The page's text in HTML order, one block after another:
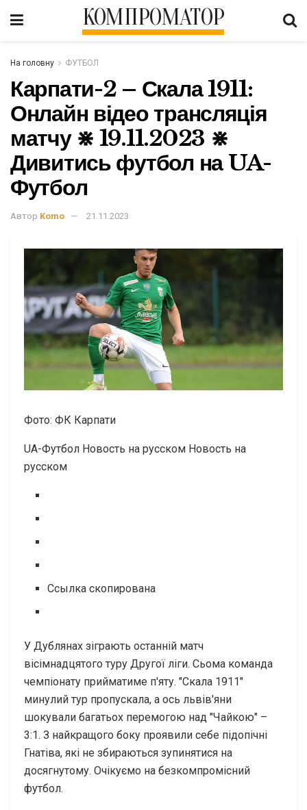
КОМПРОМАТОР
На головну ФУТБОЛ
Карпати-2 – Скала 1911:
Онлайн відео трансляція
матчу ⋇ 19.11.2023 ⋇
Дивитись футбол на UA-
Футбол
Автор Komo 21.11.2023
Фото: ФК Карпати
UA-Футбол Новость на русском Новость на
русском
Ссылка скопирована
У Дублянах зіграють останній матч
вісімнадцятого туру Другої ліги. Сьома команда
чемпіонату прийматиме п'яту. "Скала 1911"
минулий тур пропускала, а ось львів'яни
шокували багатьох перемогою над "Чайкою" –
3:1. З найкращого боку проявили себе підопічні
Гнатіва, які не збираються зупинятися на
досягнутому. Очікуємо на безкомпромісний
футбол.